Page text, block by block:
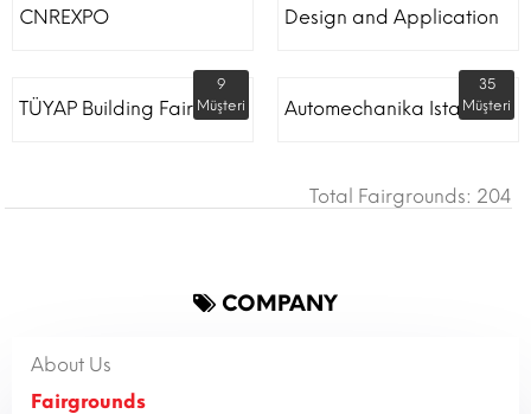
CNREXPO
Design and Application
TÜYAP Building Fair
9
Müşteri
Automechanika Istanbul
35
Müşteri
Total Fairgrounds: 204
COMPANY
About Us
Fairgrounds